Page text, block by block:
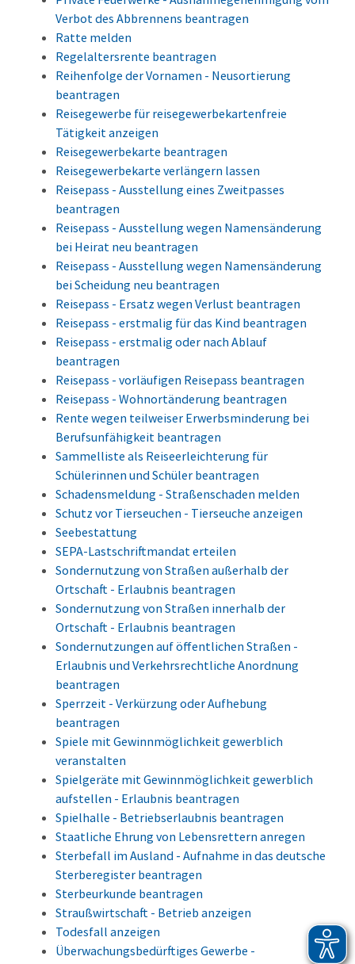
Verbot des Abbrennens beantragen
Ratte melden
Regelaltersrente beantragen
Reihenfolge der Vornamen - Neusortierung
beantragen
Reisegewerbe für reisegewerbekartenfreie
Tätigkeit anzeigen
Reisegewerbekarte beantragen
Reisegewerbekarte verlängern lassen
Reisepass - Ausstellung eines Zweitpasses
beantragen
Reisepass - Ausstellung wegen Namensänderung
bei Heirat neu beantragen
Reisepass - Ausstellung wegen Namensänderung
bei Scheidung neu beantragen
Reisepass - Ersatz wegen Verlust beantragen
Reisepass - erstmalig für das Kind beantragen
Reisepass - erstmalig oder nach Ablauf
beantragen
Reisepass - vorläufigen Reisepass beantragen
Reisepass - Wohnortänderung beantragen
Rente wegen teilweiser Erwerbsminderung bei
Berufsunfähigkeit beantragen
Sammelliste als Reiseerleichterung für
Schülerinnen und Schüler beantragen
Schadensmeldung - Straßenschaden melden
Schutz vor Tierseuchen - Tierseuche anzeigen
Seebestattung
SEPA-Lastschriftmandat erteilen
Sondernutzung von Straßen außerhalb der
Ortschaft - Erlaubnis beantragen
Sondernutzung von Straßen innerhalb der
Ortschaft - Erlaubnis beantragen
Sondernutzungen auf öffentlichen Straßen -
Erlaubnis und Verkehrsrechtliche Anordnung
beantragen
Sperrzeit - Verkürzung oder Aufhebung
beantragen
Spiele mit Gewinnmöglichkeit gewerblich
veranstalten
Spielgeräte mit Gewinnmöglichkeit gewerblich
aufstellen - Erlaubnis beantragen
Spielhalle - Betriebserlaubnis beantragen
Staatliche Ehrung von Lebensrettern anregen
Sterbefall im Ausland - Aufnahme in das deutsche
Sterberegister beantragen
Sterbeurkunde beantragen
Straußwirtschaft - Betrieb anzeigen
Todesfall anzeigen
Überwachungsbedürftiges Gewerbe -